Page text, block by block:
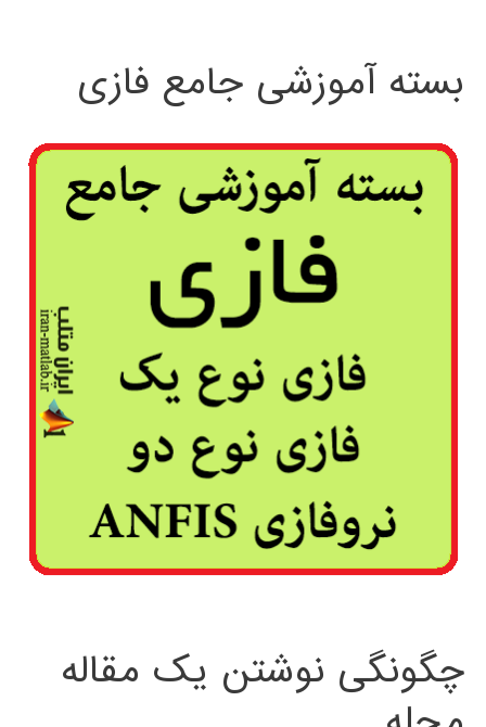
بسته آموزشی جامع فازی
چگونگی نوشتن یک مقاله